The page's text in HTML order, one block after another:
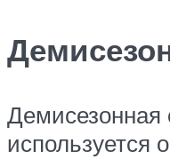
Демисезонная
используется